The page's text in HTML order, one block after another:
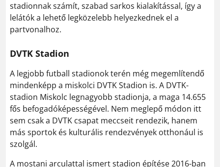
stadionnak számít, szabad sarkos kialakítással, így a
lelátók a lehető legközelebb helyezkednek el a
partvonalhoz.
DVTK Stadion
A legjobb futball stadionok terén még megemlítendő
mindenképp a miskolci DVTK Stadion is. A DVTK-
stadion Miskolc legnagyobb stadionja, a maga 14.655
fős befogadóképességével. Nem meglepő módon itt
sem csak a DVTK csapat meccseit rendezik, hanem
más sportok és kulturális rendezvények otthonául is
szolgál.
A mostani arculattal ismert stadion építése 2016-ban